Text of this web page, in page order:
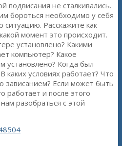
подвисания не сталкивались.
бороться необходимо у себя
ситуацию. Расскажите как
момент это происходит.
установлено? Какими
компьютер? Какое
установлено? Когда был
каких условиях работает? Что
зависанием? Если может быть
работает и после этого
разобраться с этой